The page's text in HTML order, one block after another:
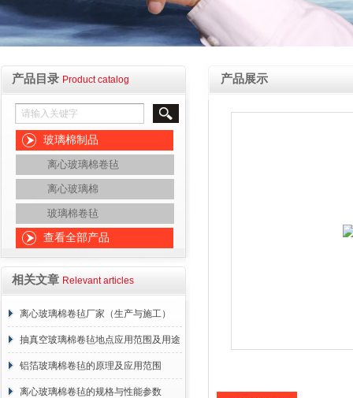
产品目录 Product catalog
玻璃棉制品
离心玻璃棉卷毡
离心玻璃棉
玻璃棉卷毡
查看全部产品
相关文章 Relevant articles
离心玻璃棉卷毡厂家（生产与施工）
抽真空玻璃棉卷毡地点应用范围及用途
说明
铝箔玻璃棉卷毡的原理及应用范围
离心玻璃棉卷毡的规格与性能参数
产品展示